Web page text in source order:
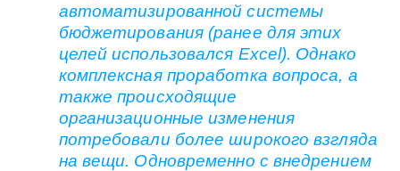
автоматизированной системы
бюджетирования (ранее для этих
целей использовался Excel). Однако
комплексная проработка вопроса, а
также происходящие
организационные изменения
потребовали более широкого взгляда
на вещи. Одновременно с внедрением